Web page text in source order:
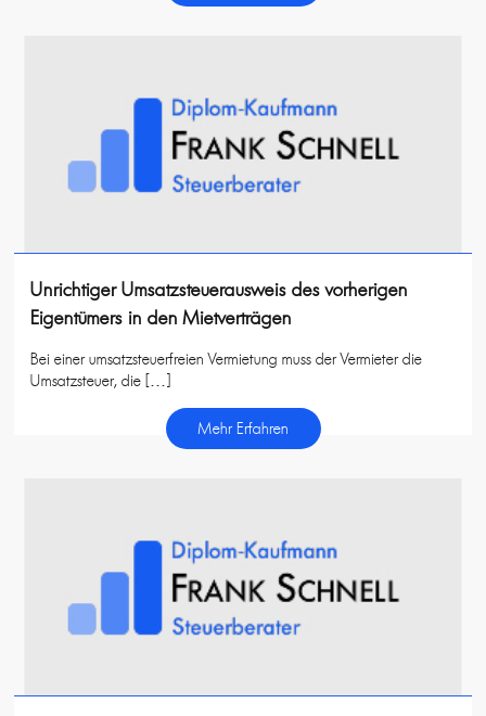
Unrichtiger Umsatzsteuerausweis des vorherigen
Eigentümers in den Mietverträgen
Bei einer umsatzsteuerfreien Vermietung muss der Vermieter die
Umsatzsteuer, die […]
Mehr Erfahren